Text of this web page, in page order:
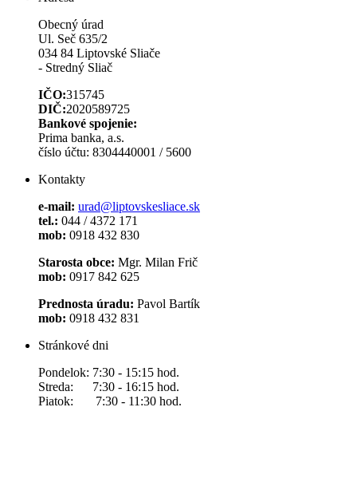
Obecný úrad
Ul. Seč 635/2
034 84 Liptovské Sliače
- Stredný Sliač
IČO:315745
DIČ:2020589725
Bankové spojenie:
Prima banka, a.s.
číslo účtu: 8304440001 / 5600
Kontakty
e-mail: urad@liptovskesliace.sk
tel.: 044 / 4372 171
mob: 0918 432 830
Starosta obce: Mgr. Milan Frič
mob: 0917 842 625
Prednosta úradu: Pavol Bartík
mob: 0918 432 831
Stránkové dni
Pondelok: 7:30 - 15:15 hod.
Streda: 7:30 - 16:15 hod.
Piatok: 7:30 - 11:30 hod.